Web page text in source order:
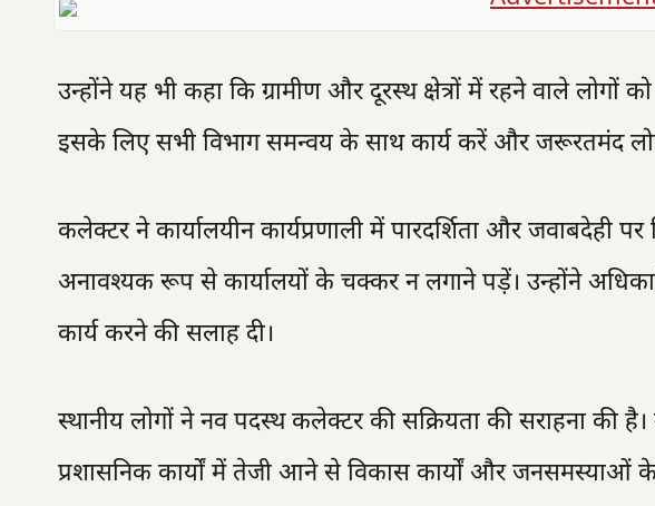
उन्होंने यह भी कहा कि ग्रामीण और दूरस्थ क्षेत्रों में रहने वाले लोगों
इसके लिए सभी विभाग समन्वय के साथ कार्य करें और जरूरतमंद
कलेक्टर ने कार्यालयीन कार्यप्रणाली में पारदर्शिता और जवाबदेही
अनावश्यक रूप से कार्यालयों के चक्कर न लगाने पड़ें। उन्होंने
कार्य करने की सलाह दी।
स्थानीय लोगों ने नव पदस्थ कलेक्टर की सक्रियता की सराहना की
प्रशासनिक कार्यों में तेजी आने से विकास कार्यों और जनसमस्याओं के